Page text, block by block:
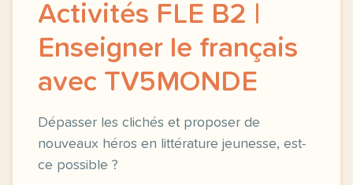
Activités FLE B2 |
Enseigner le français
avec TV5MONDE
Dépasser les clichés et proposer de
nouveaux héros en littérature jeunesse, est-
ce possible ?